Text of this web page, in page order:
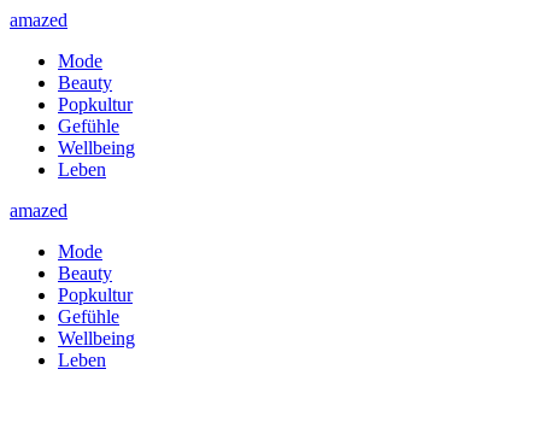
amazed
Mode
Beauty
Popkultur
Gefühle
Wellbeing
Leben
amazed
Mode
Beauty
Popkultur
Gefühle
Wellbeing
Leben